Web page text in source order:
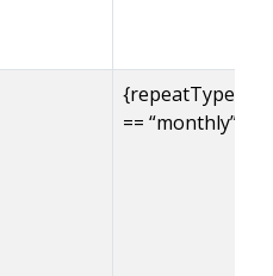
{repeatType}
== “monthly”